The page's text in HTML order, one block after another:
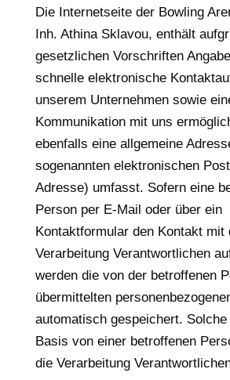
Die Internetseite der Bowling
Inh. Athina Sklavou, enthält
gesetzlichen Vorschriften
schnelle elektronische
unserem Unternehmen sowie
Kommunikation mit uns
ebenfalls eine allgemeine
sogenannten elektronischen
Adresse) umfasst. Sofern eine
Person per E-Mail oder über ein
Kontaktformular den Kontakt mit
Verarbeitung Verantwortlichen
werden die von der betroffenen
übermittelten
automatisch gespeichert.
Basis von einer betroffenen
die Verarbeitung